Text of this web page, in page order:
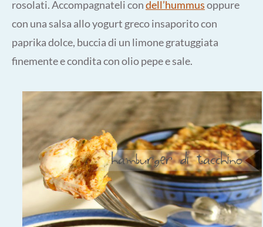
rosolati. Accompagnateli condell’hummusoppure
con una salsa allo yogurt greco insaporito con
paprika dolce, buccia di un limone gratuggiata
finemente e condita con olio pepe e sale.